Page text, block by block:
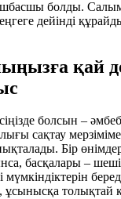
болды.
дейінді
қай
болсын –
сақтау
Бір
басқалары –
ұсынысқа толықтай